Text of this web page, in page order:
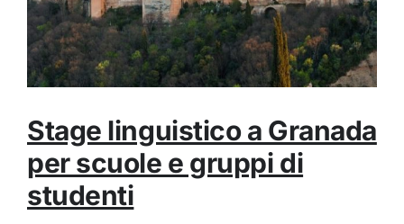
Stage linguistico a Granada
per scuole e gruppi di
studenti